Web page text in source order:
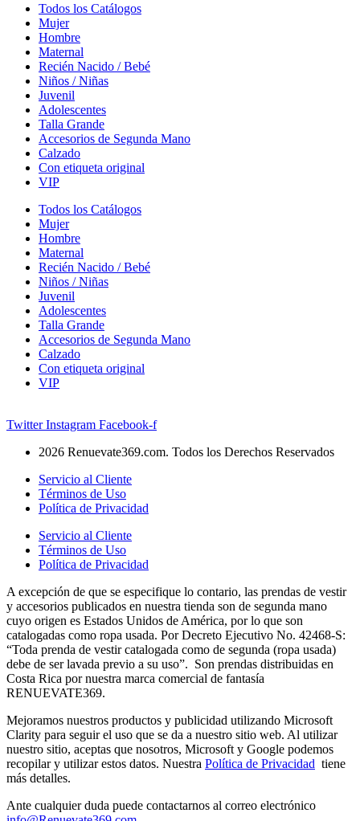
cantidadTodos los Catálogos
Mujer
Hombre
Maternal
Recién Nacido / Bebé
Niños / Niñas
Juvenil
Adolescentes
Talla Grande
Accesorios de Segunda Mano
Calzado
Con etiqueta original
VIP
Todos los Catálogos
Mujer
Hombre
Maternal
Recién Nacido / Bebé
Niños / Niñas
Juvenil
Adolescentes
Talla Grande
Accesorios de Segunda Mano
Calzado
Con etiqueta original
VIP
Twitter Instagram Facebook-f
2026 Renuevate369.com. Todos los Derechos Reservados
Servicio al Cliente
Términos de Uso
Política de Privacidad
Servicio al Cliente
Términos de Uso
Política de Privacidad
A excepción de que se especifique lo contario, las prendas de vestir
y accesorios publicados en nuestra tienda son de segunda mano
cuyo origen es Estados Unidos de América, por lo que son
catalogadas como ropa usada. Por Decreto Ejecutivo No. 42468-S:
“Toda prenda de vestir catalogada como de segunda (ropa usada)
debe de ser lavada previo a su uso”. Son prendas distribuidas en
Costa Rica por nuestra marca comercial de fantasía
RENUEVATE369.
Mejoramos nuestros productos y publicidad utilizando Microsoft
Clarity para seguir el uso que se da a nuestro sitio web. Al utilizar
nuestro sitio, aceptas que nosotros, Microsoft y Google podemos
recopilar y utilizar estos datos. Nuestra Política de Privacidad tiene
más detalles.
Ante cualquier duda puede contactarnos al correo electrónico